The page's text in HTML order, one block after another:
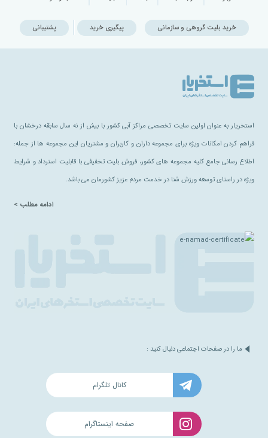
خرید بلیت گروهی و سازمانی پیگیری خرید پشتیبانی
استخریار به عنوان اولین سایت تخصصی مراکز آبی کشور با بیش از نه سال سابقه درخشان با
فراهم کردن امکانات ویژه برای مجموعه داران و کاربران و مشتریان این مجموعه ها از جمله:
اطلاع رسانی جامع کلیه مجموعه های کشور، فروش بلیت تخفیفی با قابلیت استرداد و شرایط
ویژه در راستای توسعه ورزش شنا در خدمت مردم عزیز کشورمان می باشد.
ادامه مطلب >
ما را در صفحات اجتماعی دنبال کنید :
کانال تلگرام
صفحه اینستاگرام